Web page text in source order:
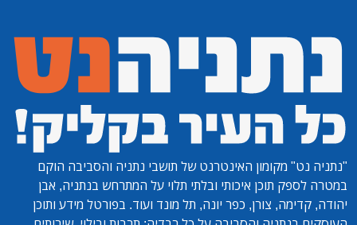
"נתניה נט" מקומון האינטרנט של תושבי נתניה והסביבה הוקם
במטרה לספק תוכן איכותי ובלתי תלוי על המתרחש בנתניה, אבן
יהודה, קדימה, צורן, כפר יונה, תל מונד ועוד. בפורטל מידע ותוכן